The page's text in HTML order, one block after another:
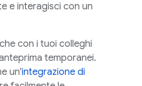
e interagisci con un
con i tuoi colleghi
temporanei.
un'integrazione di